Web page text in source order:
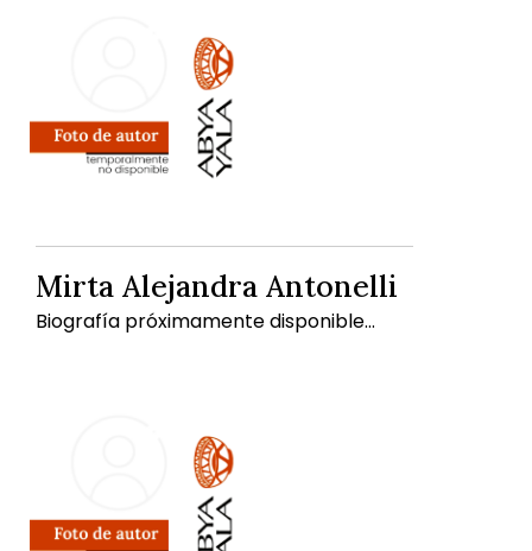
Mirta Alejandra Antonelli
Biografía próximamente disponible...